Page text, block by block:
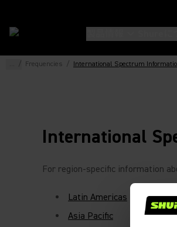
... / Frequencies / International Spectrum
International
For region-specific information
Latin Americas
Asia Pacific